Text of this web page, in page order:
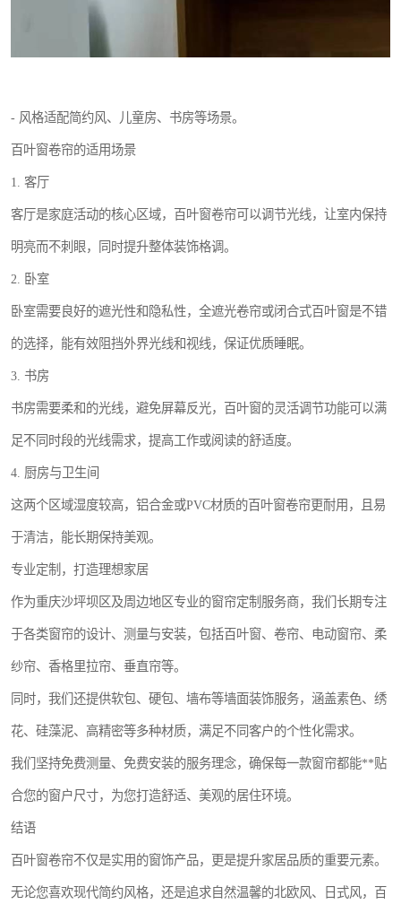
- 风格适配简约风、儿童房、书房等场景。
百叶窗卷帘的适用场景
1. 客厅
客厅是家庭活动的核心区域，百叶窗卷帘可以调节光线，让室内保持
明亮而不刺眼，同时提升整体装饰格调。
2. 卧室
卧室需要良好的遮光性和隐私性，全遮光卷帘或闭合式百叶窗是不错
的选择，能有效阻挡外界光线和视线，保证优质睡眠。
3. 书房
书房需要柔和的光线，避免屏幕反光，百叶窗的灵活调节功能可以满
足不同时段的光线需求，提高工作或阅读的舒适度。
4. 厨房与卫生间
这两个区域湿度较高，铝合金或PVC材质的百叶窗卷帘更耐用，且易
于清洁，能长期保持美观。
专业定制，打造理想家居
作为重庆沙坪坝区及周边地区专业的窗帘定制服务商，我们长期专注
于各类窗帘的设计、测量与安装，包括百叶窗、卷帘、电动窗帘、柔
纱帘、香格里拉帘、垂直帘等。
同时，我们还提供软包、硬包、墙布等墙面装饰服务，涵盖素色、绣
花、硅藻泥、高精密等多种材质，满足不同客户的个性化需求。
我们坚持免费测量、免费安装的服务理念，确保每一款窗帘都能**贴
合您的窗户尺寸，为您打造舒适、美观的居住环境。
结语
百叶窗卷帘不仅是实用的窗饰产品，更是提升家居品质的重要元素。
无论您喜欢现代简约风格，还是追求自然温馨的北欧风、日式风，百